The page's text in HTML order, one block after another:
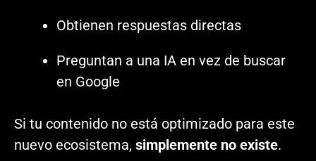
Obtienen respuestas directas
Preguntan a una IA en vez de buscar
en Google
Si tu contenido no está optimizado para este
nuevo ecosistema, simplemente no existe.